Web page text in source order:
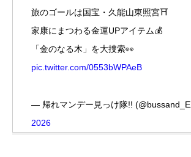
旅のゴールは国宝・久能山東照宮⛩️
家康にまつわる金運UPアイテム💰
「金のなる木」を大捜索👀
pic.twitter.com/0553bWPAeB
— 帰れマンデー見っけ隊!!
2026